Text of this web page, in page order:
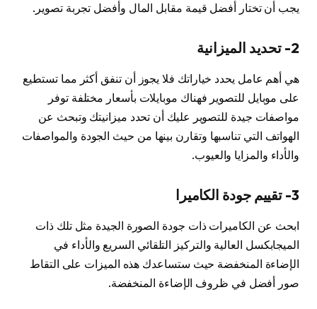
يجب أن تختار أفضل قيمة مقابل المال وأفضل تجربة تصوير.
2- تحديد الميزانية
هي أهم عامل يحدد خياراتك فلا يجوز أن تنفق أكثر مما تستطيع
على موبايل للتصوير فهناك موبايلات بأسعار مختلفة توفر
مواصفات جيدة للتصوير عليك أن تحدد ميزانيتك وتبحث عن
الهواتف التي تناسبها وتقارن بينها من حيث الجودة والمواصفات
والأداء والمزايا والعيوب.
3- تقييم جودة الكاميرا
ابحث عن الكاميرات ذات جودة الصورة الجيدة مثل تلك ذات
الميجابكسل العالية والتركيز التلقائي السريع والأداء في
الإضاءة المنخفضة حيث ستساعدك هذه الميزات على التقاط
صور أفضل في ظروف الإضاءة المنخفضة.